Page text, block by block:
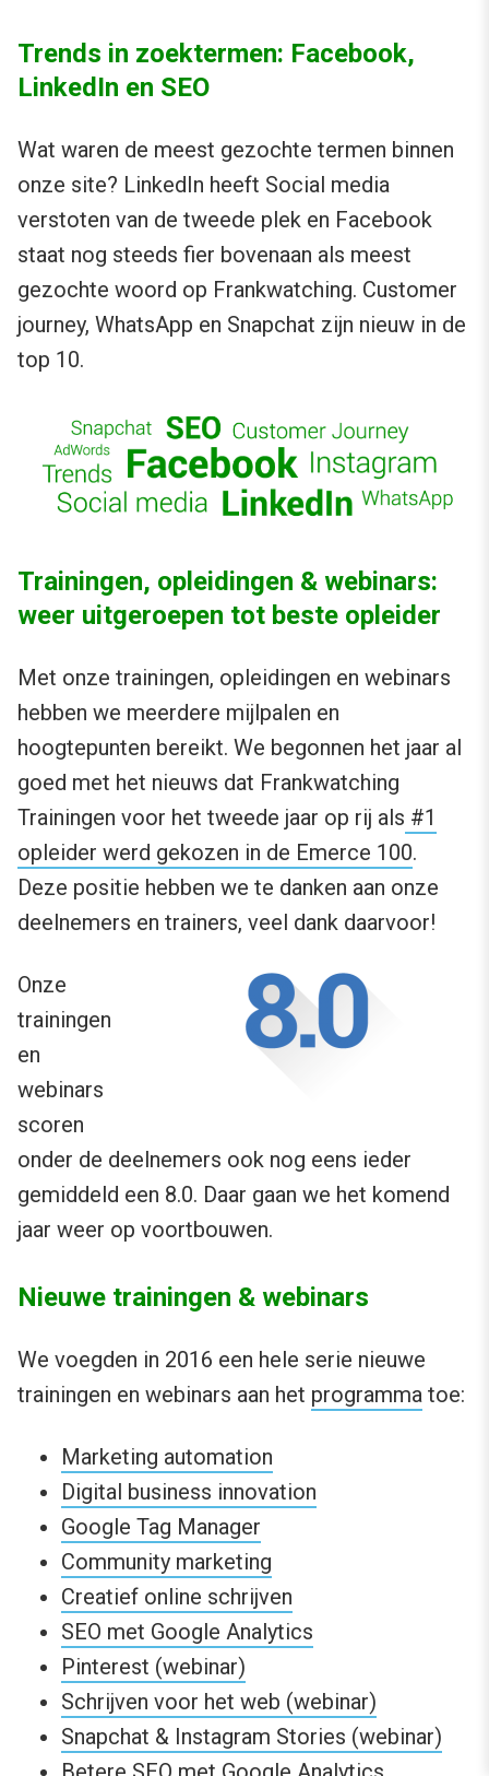
Trends in zoektermen: Facebook,
LinkedIn en SEO
Wat waren de meest gezochte termen binnen
onze site? LinkedIn heeft Social media
verstoten van de tweede plek en Facebook
staat nog steeds fier bovenaan als meest
gezochte woord op Frankwatching. Customer
journey, WhatsApp en Snapchat zijn nieuw in de
top 10.
Trainingen, opleidingen & webinars:
weer uitgeroepen tot beste opleider
Met onze trainingen, opleidingen en webinars
hebben we meerdere mijlpalen en
hoogtepunten bereikt. We begonnen het jaar al
goed met het nieuws dat Frankwatching
Trainingen voor het tweede jaar op rij als #1
opleider werd gekozen in de Emerce 100.
Deze positie hebben we te danken aan onze
deelnemers en trainers, veel dank daarvoor!
Onze
trainingen
en
webinars
scoren
onder de deelnemers ook nog eens ieder
gemiddeld een 8.0. Daar gaan we het komend
jaar weer op voortbouwen.
Nieuwe trainingen & webinars
We voegden in 2016 een hele serie nieuwe
trainingen en webinars aan het programma toe:
Marketing automation
Digital business innovation
Google Tag Manager
Community marketing
Creatief online schrijven
SEO met Google Analytics
Pinterest (webinar)
Schrijven voor het web (webinar)
Snapchat & Instagram Stories (webinar)